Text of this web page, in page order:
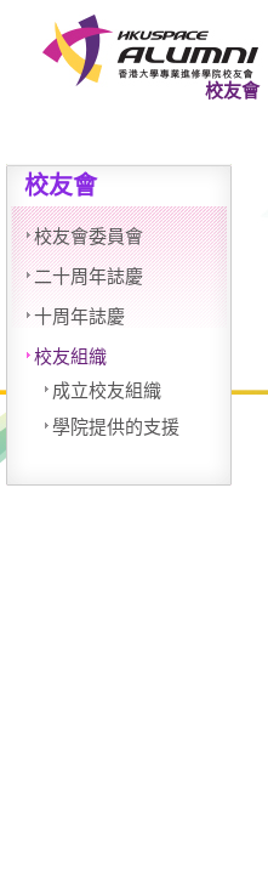
校友會
校友會
校友會委員會
二十周年誌慶
十周年誌慶
校友組織
成立校友組織
學院提供的支援